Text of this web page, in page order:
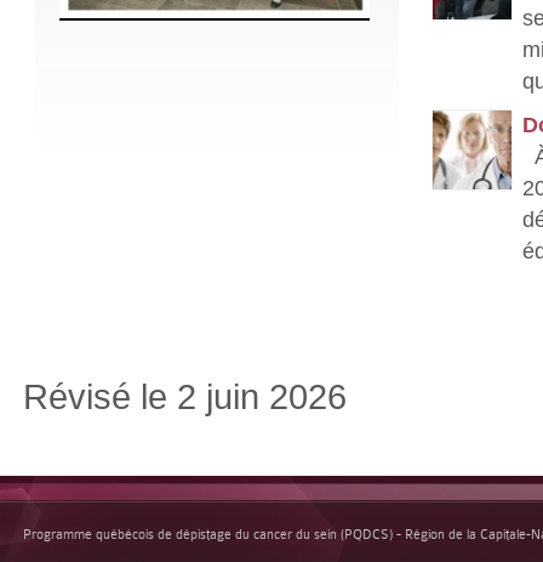
Révisé le 2 juin 2026
Programme québécois de dépistage du cancer du sein (PQDCS) - Région de la Capitale-